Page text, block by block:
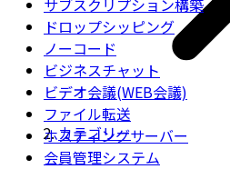
サブスクリプション構築
ドロップシッピング
ノーコード
ビジネスチャット
ビデオ会議(WEB会議)
ファイル転送
ホスティングサーバー
会員管理システム
カテゴリー